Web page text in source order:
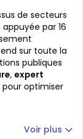
de secteurs
par 16
sur toute la
publiques
, expert
optimiser
Voir plus